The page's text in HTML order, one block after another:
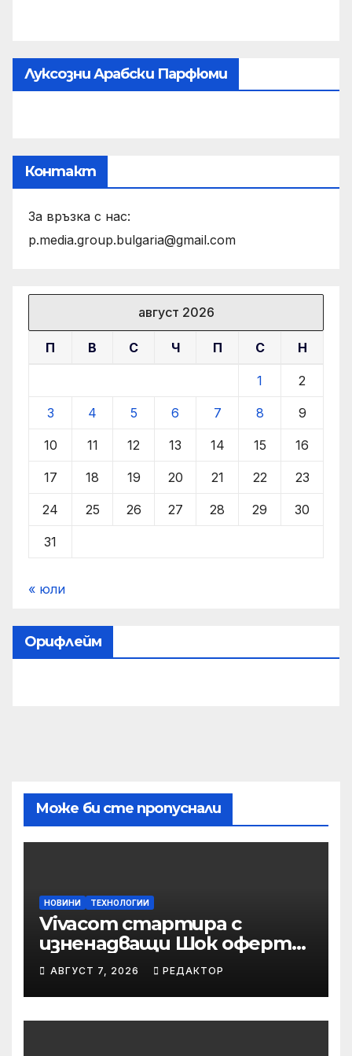
Луксозни Арабски Парфюми
Контакт
За връзка с нас:
p.media.group.bulgaria@gmail.com
август 2026
П В С Ч П С Н
1 2
3 4 5 6 7 8 9
10 11 12 13 14 15 16
17 18 19 20 21 22 23
24 25 26 27 28 29 30
31
« юли
Орифлейм
Може би сте пропуснали
НОВИНИ ТЕХНОЛОГИИ
Vivacom стартира с
изненадващи Шок оферти
през август
онлайн
АВГУСТ 7, 2026 РЕДАКТОР